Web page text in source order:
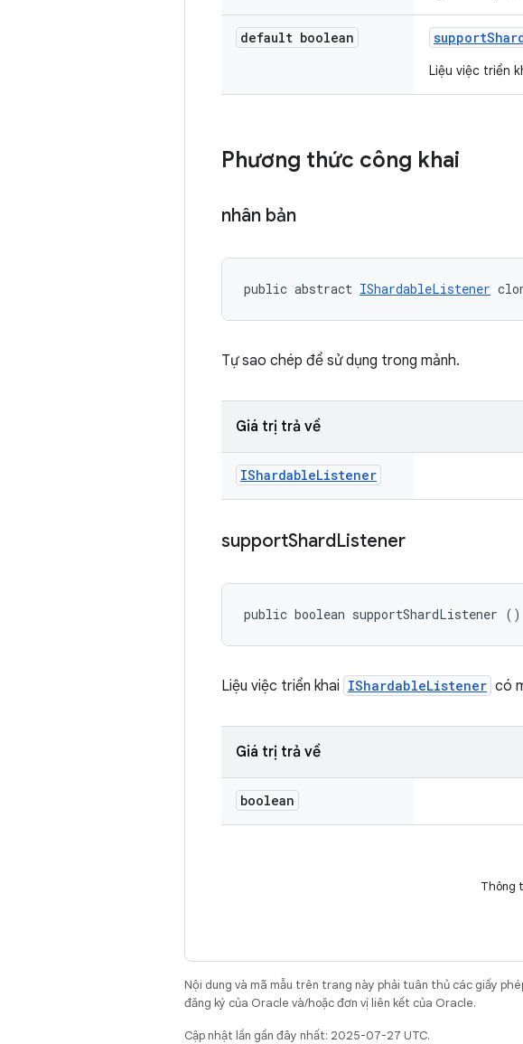
default boolean support
Liệu việc triển
Phương thức công khai
nhân bản
public abstract IShardableListener
Tự sao chép để sử dụng trong mảnh.
Giá trị trả về
IShardableListener
supportShardListener
public boolean supportShardListener ()
Liệu việc triển khai IShardableListener có
Giá trị trả về
boolean
Thông
Nội dung và mã mẫu trên trang này phải tuân thủ các giấy
đăng ký của Oracle và/hoặc đơn vị liên kết của Oracle.
Cập nhật lần gần đây nhất: 2025-07-27 UTC.